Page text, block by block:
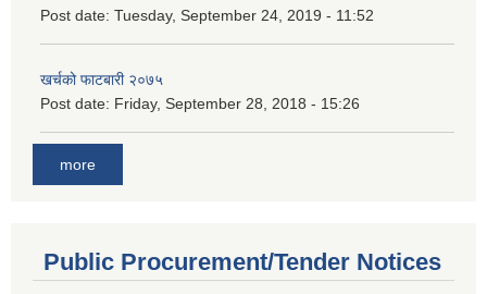
Post date: Tuesday, September 24, 2019 - 11:52
खर्चको फाटबारी २०७५
Post date: Friday, September 28, 2018 - 15:26
more
Public Procurement/Tender Notices